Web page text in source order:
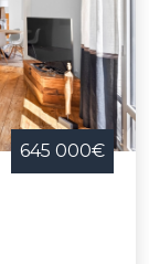
645 000€